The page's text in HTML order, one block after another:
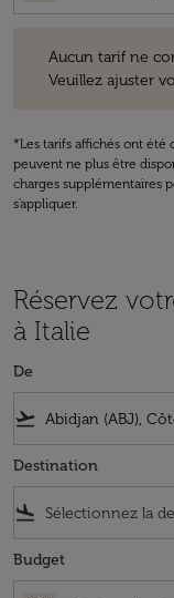
Aucun tarif ne
Veuillez ajuster
*Les tarifs affichés ont été
peuvent ne plus être
charges supplémentaires
s'appliquer.
Réservez
à Italie
De
flight_takeoff
Destination
flight_land
Budget